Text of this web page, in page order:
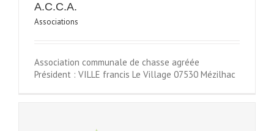
A.C.C.A.
Associations
Association communale de chasse agréée
Président : VILLE francis Le Village 07530 Mézilhac